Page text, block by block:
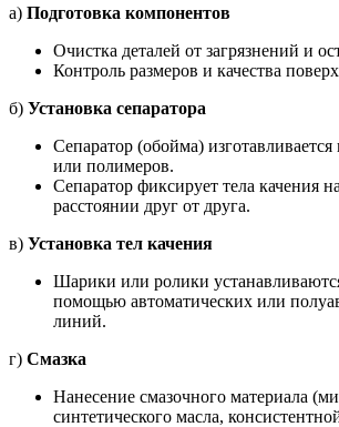
а) Подготовка компонентов
Очистка деталей от загрязнений и
Контроль размеров и качества
б) Установка сепаратора
Сепаратор (обойма) изготавливается
или полимеров.
Сепаратор фиксирует тела качения
расстоянии друг от друга.
в) Установка тел качения
Шарики или ролики
помощью автоматических или
линий.
г) Смазка
Нанесение смазочного материала
синтетического масла,